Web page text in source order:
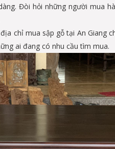
Đòi hỏi những người mua
chỉ mua sập gỗ tại An Giang
ai đang có nhu cầu tìm mua.